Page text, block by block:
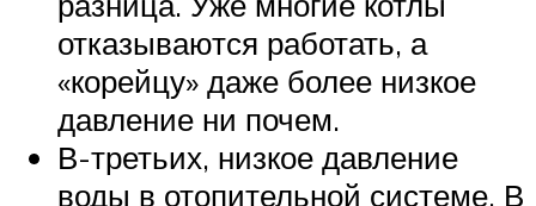
отказываются работать, а
«корейцу» даже более низкое
давление ни почем.
В-третьих, низкое давление
воды в отопительной системе. В